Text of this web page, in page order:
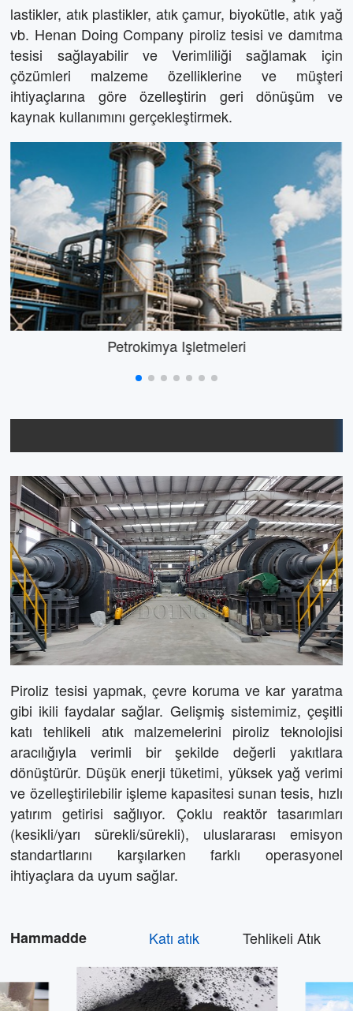
lastikler, atık plastikler, atık çamur, biyokütle, atık yağ
vb. Henan Doing Company piroliz tesisi ve damıtma
tesisi sağlayabilir ve Verimliliği sağlamak için
çözümleri malzeme özelliklerine ve müşteri
ihtiyaçlarına göre özelleştirin geri dönüşüm ve
kaynak kullanımını gerçekleştirmek.
Petrokimya Işletmeleri
Piroliz tesisi yapmak, çevre koruma ve kar yaratma
gibi ikili faydalar sağlar. Gelişmiş sistemimiz, çeşitli
katı tehlikeli atık malzemelerini piroliz teknolojisi
aracılığıyla verimli bir şekilde değerli yakıtlara
dönüştürür. Düşük enerji tüketimi, yüksek yağ verimi
ve özelleştirilebilir işleme kapasitesi sunan tesis, hızlı
yatırım getirisi sağlıyor. Çoklu reaktör tasarımları
(kesikli/yarı sürekli/sürekli), uluslararası emisyon
standartlarını karşılarken farklı operasyonel
ihtiyaçlara da uyum sağlar.
Hammadde Katı atık Tehlikeli Atık